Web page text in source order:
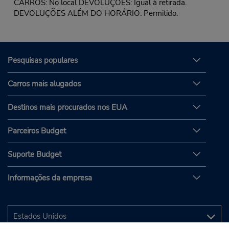
CARROS: No local DEVOLUÇÕES: Igual à retirada.
DEVOLUÇÕES ALÉM DO HORÁRIO: Permitido.
Pesquisas populares
Carros mais alugados
Destinos mais procurados nos EUA
Parceiros Budget
Suporte Budget
Informações da empresa